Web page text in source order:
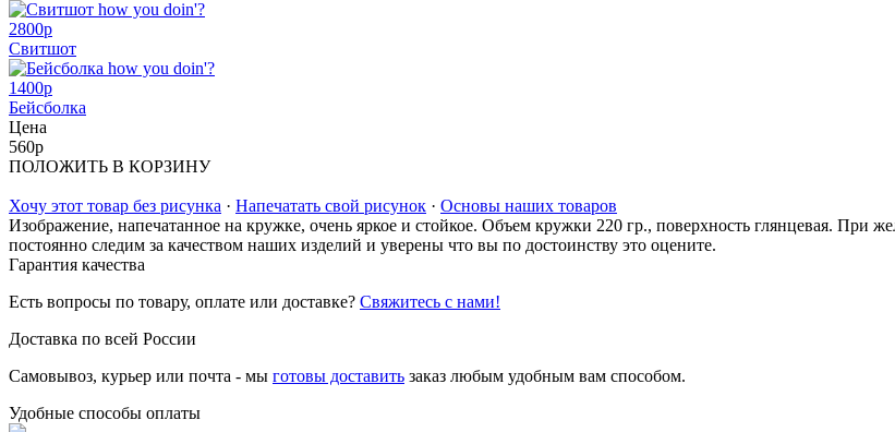
2800p
Свитшот
1400p
Бейсболка
Цена
560p
ПОЛОЖИТЬ В КОРЗИНУ
Хочу этот товар без рисунка · Напечатать свой рисунок · Основы наших товаров
Изображение, напечатанное на кружке, очень яркое и стойкое. Объем кружки 220 гр., поверхность глянцевая. При
постоянно следим за качеством наших изделий и уверены что вы по достоинству это оцените.
Гарантия качества
Есть вопросы по товару, оплате или доставке? Свяжитесь с нами!
Доставка по всей России
Самовывоз, курьер или почта - мы готовы доставить заказ любым удобным вам способом.
Удобные способы оплаты